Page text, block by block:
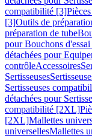
compatibilité [3]
[3]Outils de
préparation de tube
pour Bouchons d'essai
détachées pour
contrôleAccessoires
Sertisseuses
Sertisseuses
détachées pour
compatibilité [2XL]
[2XL]Mallettes
universellesMallettes